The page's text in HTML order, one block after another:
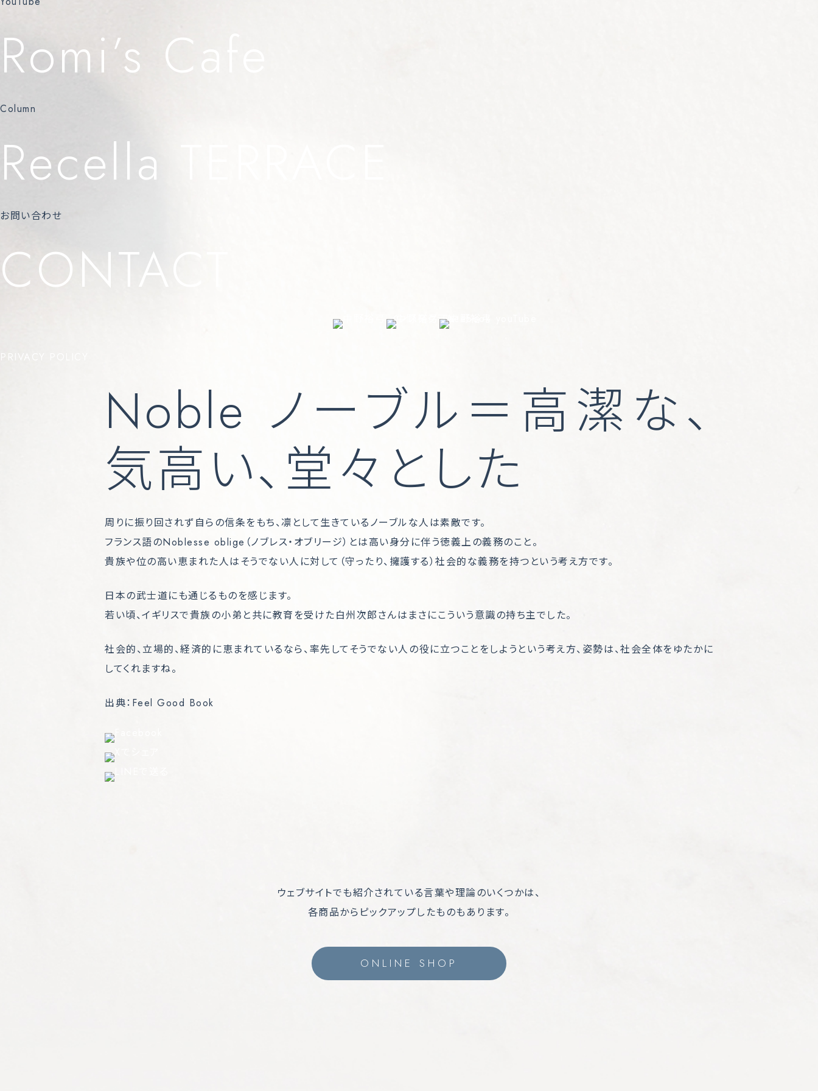
Romi’s Cafe
Column
Recella TERRACE
お問い合わせ
CONTACT
PRIVACY POLICY
Noble ノーブル＝高潔な、
気高い、堂々とした
周りに振り回されず自らの信条をもち、凛として生きているノーブルな人は素敵です。
フランス語のNoblesse oblige（ノブレス・オブリージ）とは高い身分に伴う徳義上の義務のこと。
貴族や位の高い恵まれた人はそうでない人に対して（守ったり、擁護する）社会的な義務を持つという考え方です。
日本の武士道にも通じるものを感じます。
若い頃、イギリスで貴族の小弟と共に教育を受けた白州次郎さんはまさにこういう意識の持ち主でした。
社会的、立場的、経済的に恵まれているなら、率先してそうでない人の役に立つことをしようという考え方、姿勢は、社会全体をゆたかに
してくれますね。
出典：Feel Good Book
ウェブサイトでも紹介されている言葉や理論のいくつかは、
各商品からピックアップしたものもあります。
ONLINE SHOP